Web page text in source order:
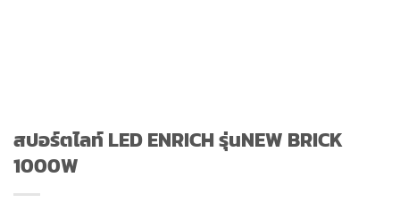
สปอร์ตไลท์ LED ENRICH รุ่นNEW BRICK
1000W